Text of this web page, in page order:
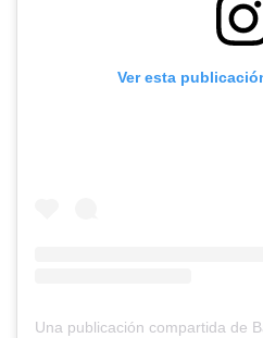
Ver esta
Una publicación compartida de